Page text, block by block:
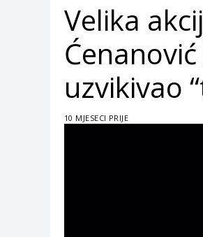
Velika
uzvikivao
10 MJESECI PRIJE